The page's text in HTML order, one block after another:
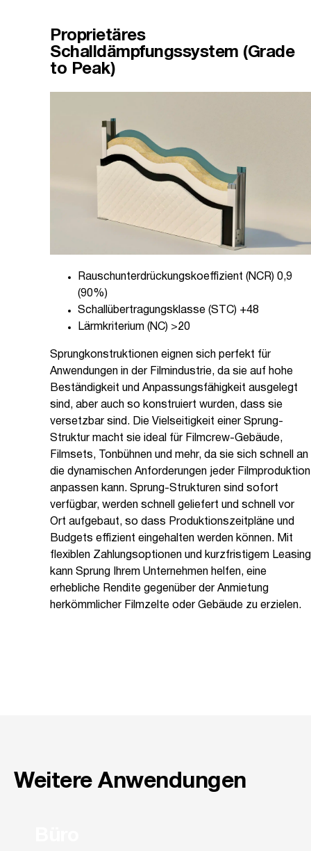
Proprietäres
Schalldämpfungssystem (Grade
to Peak)
Rauschunterdrückungskoeffizient (NCR) 0,9
(90%)
Schallübertragungsklasse (STC) +48
Lärmkriterium (NC) >20
Sprungkonstruktionen eignen sich perfekt für
Anwendungen in der Filmindustrie, da sie auf hohe
Beständigkeit und Anpassungsfähigkeit ausgelegt
sind, aber auch so konstruiert wurden, dass sie
versetzbar sind. Die Vielseitigkeit einer Sprung-
Struktur macht sie ideal für Filmcrew-Gebäude,
Filmsets, Tonbühnen und mehr, da sie sich schnell an
die dynamischen Anforderungen jeder Filmproduktion
anpassen kann. Sprung-Strukturen sind sofort
verfügbar, werden schnell geliefert und schnell vor
Ort aufgebaut, so dass Produktionszeitpläne und
Budgets effizient eingehalten werden können. Mit
flexiblen Zahlungsoptionen und kurzfristigem Leasing
kann Sprung Ihrem Unternehmen helfen, eine
erhebliche Rendite gegenüber der Anmietung
herkömmlicher Filmzelte oder Gebäude zu erzielen.
Weitere Anwendungen